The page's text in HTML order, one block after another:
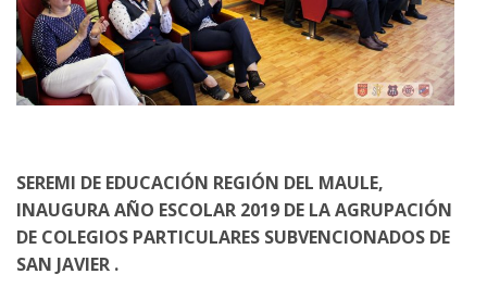
SEREMI DE EDUCACIÓN REGIÓN DEL MAULE,
INAUGURA AÑO ESCOLAR 2019 DE LA AGRUPACIÓN
DE COLEGIOS PARTICULARES SUBVENCIONADOS DE
SAN JAVIER .